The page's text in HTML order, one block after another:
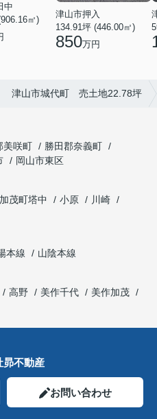
中
㎡)
津山市押入
134.91坪 (446.00㎡)
850万円
津山市城代町 売土地22.78坪
美咲町
勝田郡奈義町
岡山市東区
加茂町塔中 小原
川崎
本線
山陰本線
高野 美作千代
美作加茂
昴不動産
お問い合わせ